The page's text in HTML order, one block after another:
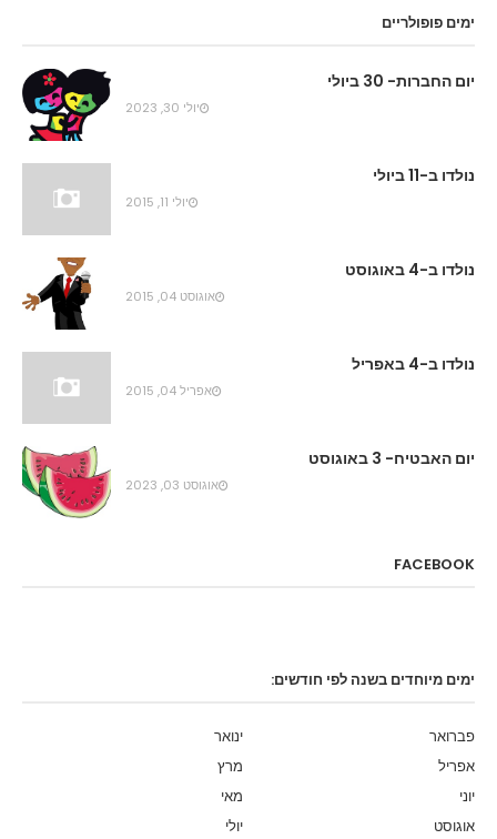
ימים פופולריים
יום החברות- 30 ביולי
יולי 30, 2023
נולדו ב-11 ביולי
יולי 11, 2015
נולדו ב-4 באוגוסט
אוגוסט 04, 2015
נולדו ב-4 באפריל
אפריל 04, 2015
יום האבטיח- 3 באוגוסט
אוגוסט 03, 2023
FACEBOOK
ימים מיוחדים בשנה לפי חודשים:
ינואר
פברואר
מרץ
אפריל
מאי
יוני
יולי
אוגוסט